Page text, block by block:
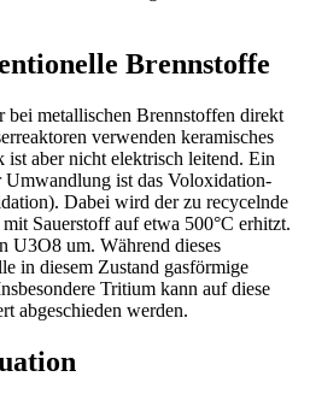
Brennstoffe
metallischen Brennstoffen direkt
verwenden keramisches
aber nicht elektrisch leitend. Ein
Umwandlung ist das Voloxidation-
Dabei wird der zu recycelnde
Sauerstoff auf etwa 500°C erhitzt.
U3O8 um. Während dieses
in diesem Zustand gasförmige
Tritium kann auf diese
abgeschieden werden.